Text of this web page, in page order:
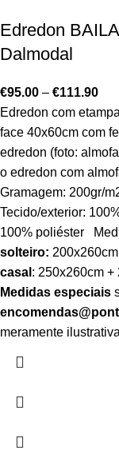
Edredon
Dalmodal
€95.00 – €111.90
Edredon com
face 40x60cm com
edredon (foto:
o edredon com
Gramagem: 200gr/
Tecido/exterior:
100% poliéster
solteiro:
casal : 250x260cm
Medidas especiais
meramente